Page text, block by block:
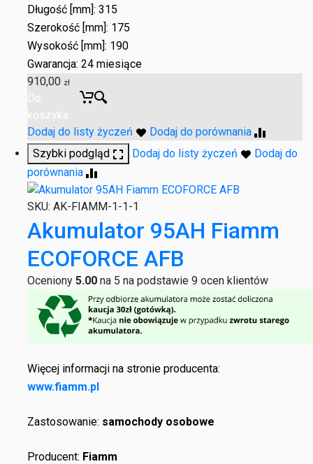
Długość [mm]: 315
Szerokość [mm]: 175
Wysokość [mm]: 190
Gwarancja: 24 miesiące
910,00 zł
Do
koszyka
Dodaj do listy życzeń
Dodaj do porównania
Szybki podgląd
Dodaj do listy życzeń
Dodaj do
porównania
SKU: AK-FIAMM-1-1-1
Akumulator 95AH Fiamm
ECOFORCE AFB
Oceniony 5.00 na 5 na podstawie 9 ocen klientów
Więcej informacji na stronie producenta:
www.fiamm.pl
Zastosowanie: samochody osobowe
Producent: Fiamm